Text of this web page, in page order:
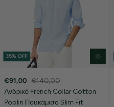
35% OFF
€91,00 €140,00
Ανδρικό French Collar Cotton
Poplin Πουκάμισο Slim Fit